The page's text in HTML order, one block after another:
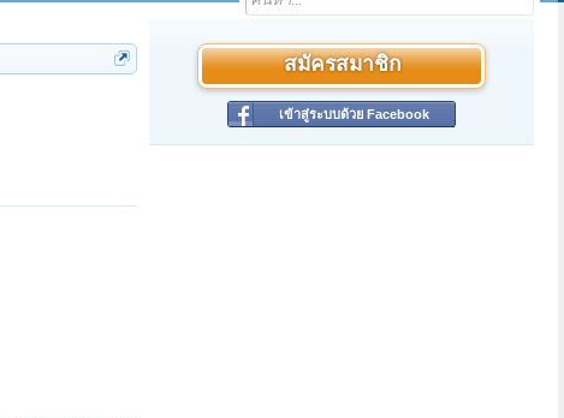
สมัครสมาชิก
เข้าสู่ระบบด้วย Facebook